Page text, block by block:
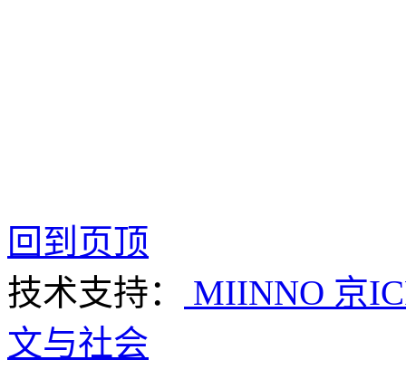
回到页顶
技术支持：
MIINNO 京
文与社会